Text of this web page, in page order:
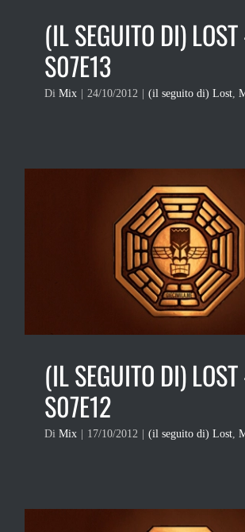
(IL SEGUITO DI)
S07E13
Di Mix 24/10/2012 (il seguito di) Lost,
(IL SEGUITO DI)
S07E12
Di Mix 17/10/2012 (il seguito di) Lost,